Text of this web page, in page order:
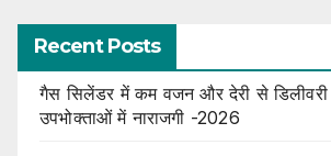
Recent Posts
गैस सिलेंडर में कम वजन और देरी से
उपभोक्ताओं में नाराजगी -2026